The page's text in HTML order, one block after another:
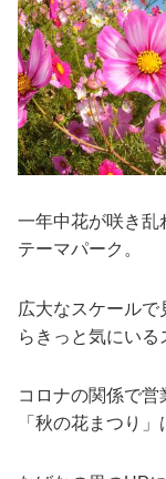
一年中花が咲き乱
テーマパーク。
広大なスケール
らきっと気にいる
コロナの関係で営
「秋の花まつり